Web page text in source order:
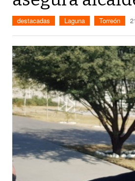
destacadas Laguna Torreón